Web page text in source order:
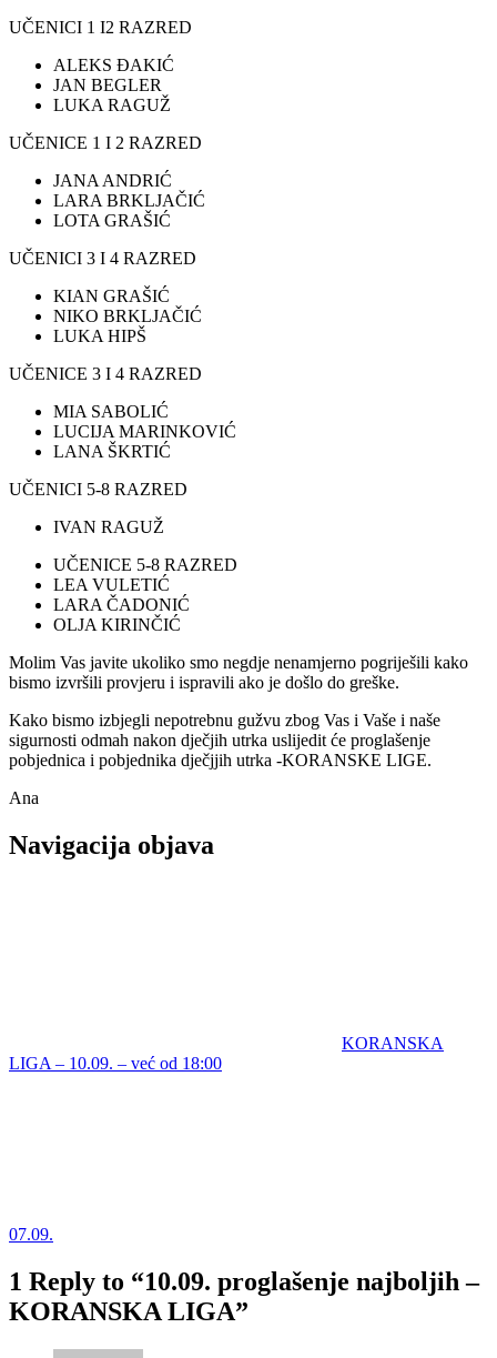
UČENICI 1 I2 RAZRED
ALEKS ĐAKIĆ
JAN BEGLER
LUKA RAGUŽ
UČENICE 1 I 2 RAZRED
JANA ANDRIĆ
LARA BRKLJAČIĆ
LOTA GRAŠIĆ
UČENICI 3 I 4 RAZRED
KIAN GRAŠIĆ
NIKO BRKLJAČIĆ
LUKA HIPŠ
UČENICE 3 I 4 RAZRED
MIA SABOLIĆ
LUCIJA MARINKOVIĆ
LANA ŠKRTIĆ
UČENICI 5-8 RAZRED
IVAN RAGUŽ
UČENICE 5-8 RAZRED
LEA VULETIĆ
LARA ČADONIĆ
OLJA KIRINČIĆ
Molim Vas javite ukoliko smo negdje nenamjerno pogriješili kako
bismo izvršili provjeru i ispravili ako je došlo do greške.
Kako bismo izbjegli nepotrebnu gužvu zbog Vas i Vaše i naše
sigurnosti odmah nakon dječjih utrka uslijedit će proglašenje
pobjednica i pobjednika dječjjih utrka -KORANSKE LIGE.
Ana
Navigacija objava
KORANSKA
LIGA – 10.09. – već od 18:00
07.09.
1 Reply to “10.09. proglašenje najboljih –
KORANSKA LIGA”